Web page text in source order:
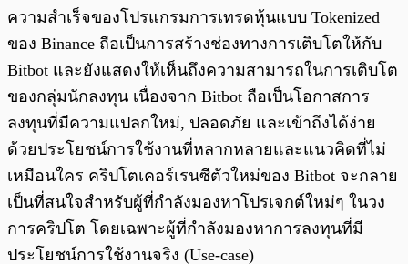
ความสำเร็จของโปรแกรมการเทรดหุ้นแบบ Tokenized
ของ Binance ถือเป็นการสร้างช่องทางการเติบโตให้กับ
Bitbot และยังแสดงให้เห็นถึงความสามารถในการเติบโต
ของกลุ่มนักลงทุน เนื่องจาก Bitbot ถือเป็นโอกาสการ
ลงทุนที่มีความแปลกใหม่, ปลอดภัย และเข้าถึงได้ง่าย
ด้วยประโยชน์การใช้งานที่หลากหลายและแนวคิดที่ไม่
เหมือนใคร คริปโตเคอร์เรนซีตัวใหม่ของ Bitbot จะกลาย
เป็นที่สนใจสำหรับผู้ที่กำลังมองหาโปรเจกต์ใหม่ๆ ในวง
การคริปโต โดยเฉพาะผู้ที่กำลังมองหาการลงทุนที่มี
ประโยชน์การใช้งานจริง (Use-case)